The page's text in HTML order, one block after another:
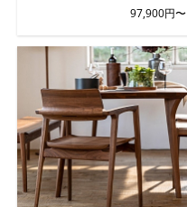
97,900円〜